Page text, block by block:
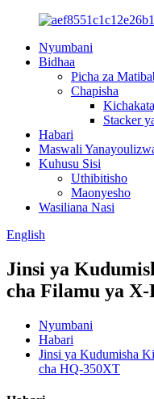
Nyumbani
Bidhaa
Picha za
Chapisha
Stacker
Habari
Maswali
Kuhusu Sisi
Uthibitisho
Maonyesho
Wasiliana Nasi
English
Jinsi ya
cha Filamu ya
Nyumbani
Habari
Jinsi ya Kudumisha
cha HQ-350XT